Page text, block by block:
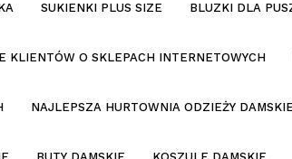
SUKIENKI PLUS SIZE BLUZKI DLA
KLIENTÓW O SKLEPACH INTERNETOWYCH
NAJLEPSZA HURTOWNIA ODZIEŻY